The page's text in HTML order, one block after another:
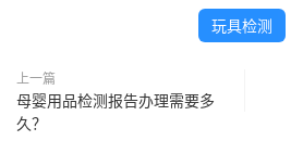
玩具检测
上一篇
母婴用品检测报告办理需要多
久？